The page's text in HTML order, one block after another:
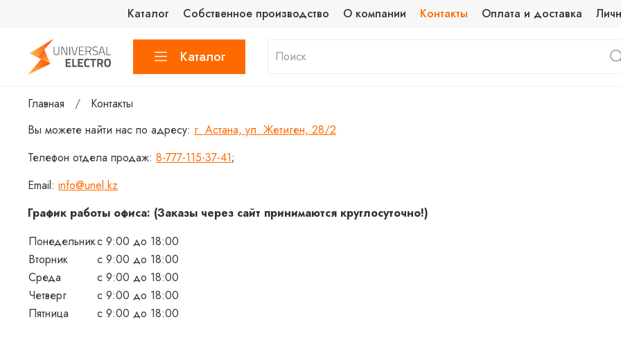
Каталог Собственное производство О компании Контакты Оплата и доставка
Каталог
Главная
Контакты
Вы можете найти нас по адресу: г. Астана, ул. Жетиген, 28/2
Телефон отдела продаж: 8-777-115-37-41;
Email: info@unel.kz
График работы офиса: (Заказы через сайт принимаются круглосуточно!)
Понедельникс 9:00 до 18:00
Вторник
с 9:00 до 18:00
Среда
с 9:00 до 18:00
Четверг
с 9:00 до 18:00
Пятница
с 9:00 до 18:00